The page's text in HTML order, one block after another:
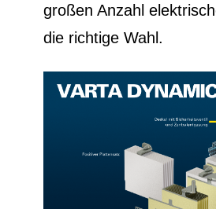
großen Anzahl
die richtige Wahl.